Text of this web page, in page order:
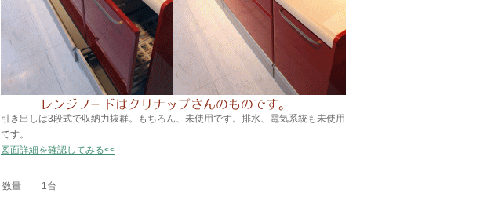
引き出しは3段式で収納力抜群。もちろん、未使用です。排水、電気系統も未使用
です。
図面詳細を確認してみる<<
数量
1台